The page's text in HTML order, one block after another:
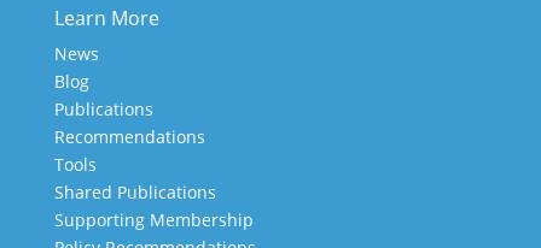
Learn More
News
Blog
Publications
Recommendations
Tools
Shared Publications
Supporting Membership